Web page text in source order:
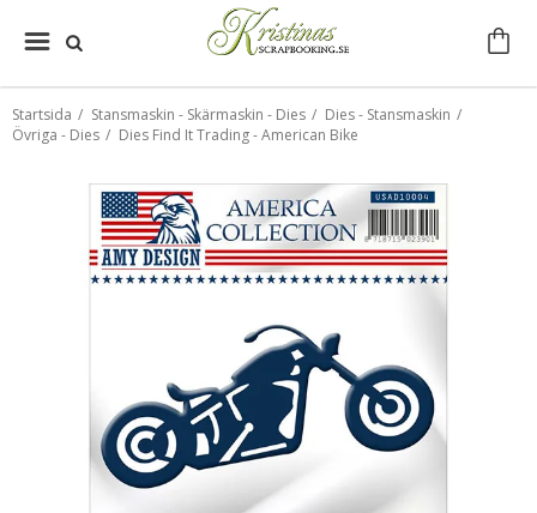
Startsida / Stansmaskin - Skärmaskin - Dies / Dies - Stansmaskin /
Övriga - Dies / Dies Find It Trading - American Bike